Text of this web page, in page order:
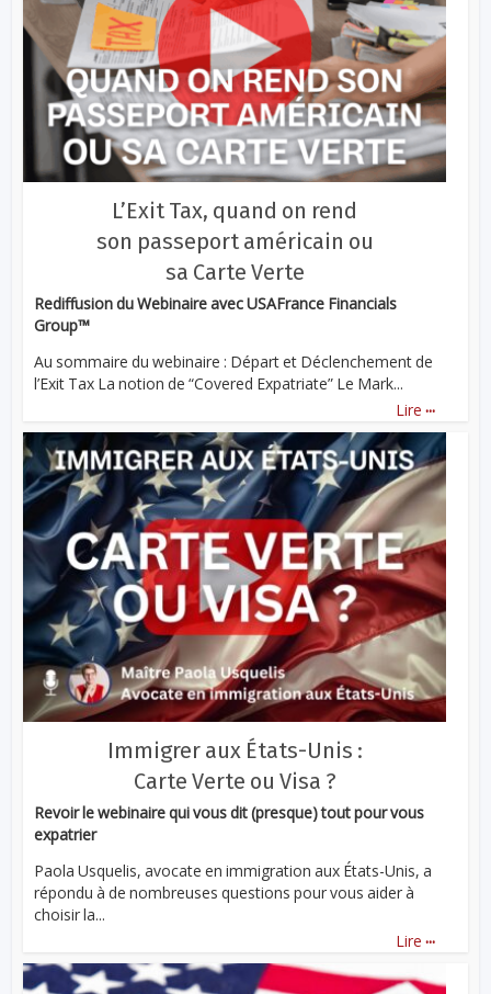
L’Exit Tax, quand on rend
son passeport américain ou
sa Carte Verte
Rediffusion du Webinaire avec USAFrance Financials
Group™
Au sommaire du webinaire : Départ et Déclenchement de
l’Exit Tax La notion de “Covered Expatriate” Le Mark...
Lire ...
Immigrer aux États-Unis :
Carte Verte ou Visa ?
Revoir le webinaire qui vous dit (presque) tout pour vous
expatrier
Paola Usquelis, avocate en immigration aux États-Unis, a
répondu à de nombreuses questions pour vous aider à
choisir la...
Lire ...